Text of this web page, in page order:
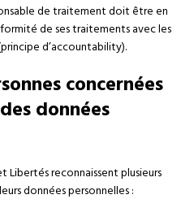
de traitement doit être en
de ses traitements avec les
d’accountability).
concernées
données
Libertés reconnaissent plusieurs
données personnelles :